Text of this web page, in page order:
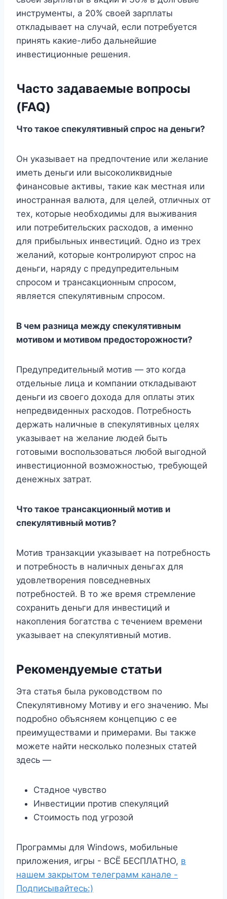
инструменты, а 20% своей зарплаты
откладывает на случай, если потребуется
принять какие-либо дальнейшие
инвестиционные решения.
Часто задаваемые вопросы
(FAQ)
Что такое спекулятивный спрос на деньги?
Он указывает на предпочтение или желание
иметь деньги или высоколиквидные
финансовые активы, такие как местная или
иностранная валюта, для целей, отличных от
тех, которые необходимы для выживания
или потребительских расходов, а именно
для прибыльных инвестиций. Одно из трех
желаний, которые контролируют спрос на
деньги, наряду с предупредительным
спросом и трансакционным спросом,
является спекулятивным спросом.
В чем разница между спекулятивным
мотивом и мотивом предосторожности?
Предупредительный мотив — это когда
отдельные лица и компании откладывают
деньги из своего дохода для оплаты этих
непредвиденных расходов. Потребность
держать наличные в спекулятивных целях
указывает на желание людей быть
готовыми воспользоваться любой выгодной
инвестиционной возможностью, требующей
денежных затрат.
Что такое трансакционный мотив и
спекулятивный мотив?
Мотив транзакции указывает на потребность
и потребность в наличных деньгах для
удовлетворения повседневных
потребностей. В то же время стремление
сохранить деньги для инвестиций и
накопления богатства с течением времени
указывает на спекулятивный мотив.
Рекомендуемые статьи
Эта статья была руководством по
Спекулятивному Мотиву и его значению. Мы
подробно объясняем концепцию с ее
преимуществами и примерами. Вы также
можете найти несколько полезных статей
здесь —
Стадное чувство
Инвестиции против спекуляций
Стоимость под угрозой
Программы для Windows, мобильные
приложения, игры - ВСЁ БЕСПЛАТНО, в
нашем закрытом телеграмм канале -
Подписывайтесь:)